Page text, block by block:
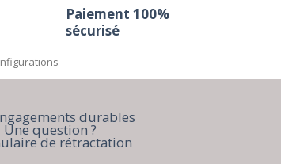
Paiement 100%
sécurisé
durables
Une question ?
de rétractation